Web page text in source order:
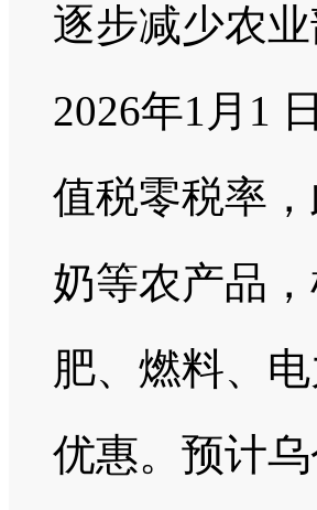
逐步减少农
2026年1月1
值税零税率
奶等农产品
肥、燃料、
优惠。预计